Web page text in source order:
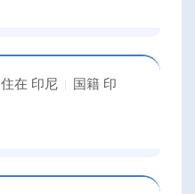
住在 印尼 国籍 印